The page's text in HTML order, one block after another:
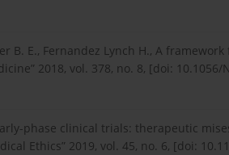
B. E., Fernandez Lynch H., A
2018, vol. 378, no. 8, [doi: 10.1056/
phase clinical trials: therapeutic
Ethics” 2019, vol. 45, no. 6, [doi: